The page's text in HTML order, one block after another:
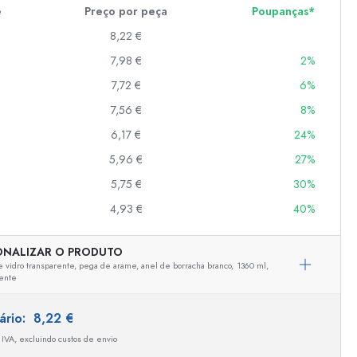
Preço por peça
Poupanças*
8,22 €
7,98 €
2%
7,72 €
6%
7,56 €
8%
6,17 €
24%
5,96 €
27%
5,75 €
30%
4,93 € 40%
O PRODUTO
vidro transparente, pega de arame, anel de borracha branco, 1360 ml,
8,22 €
excluindo custos de envio